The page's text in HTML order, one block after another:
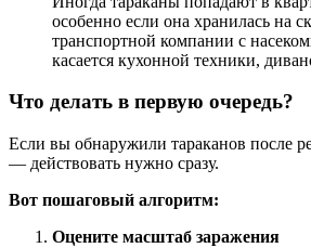
особенно если она хранилась на
транспортной компании с
касается кухонной техники,
Что делать в первую очередь?
Если вы обнаружили тараканов после
— действовать нужно сразу.
Вот пошаговый алгоритм:
Оцените масштаб заражения